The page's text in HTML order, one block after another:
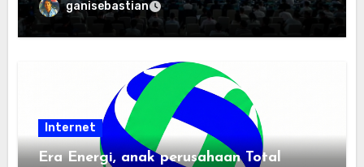
ganisebastian
Internet
Era Energi, anak perusahaan Total